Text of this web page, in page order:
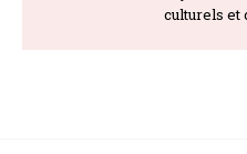
culturels et